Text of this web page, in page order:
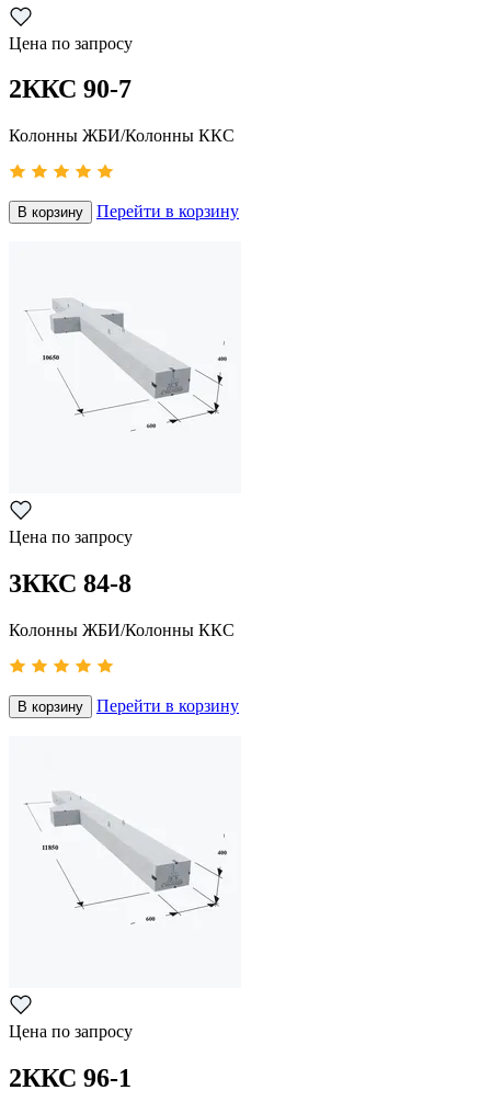
Цена по запросу
2ККС 90-7
Колонны ЖБИ/Колонны ККС
В корзину Перейти в корзину
Цена по запросу
3ККС 84-8
Колонны ЖБИ/Колонны ККС
В корзину Перейти в корзину
Цена по запросу
2ККС 96-1